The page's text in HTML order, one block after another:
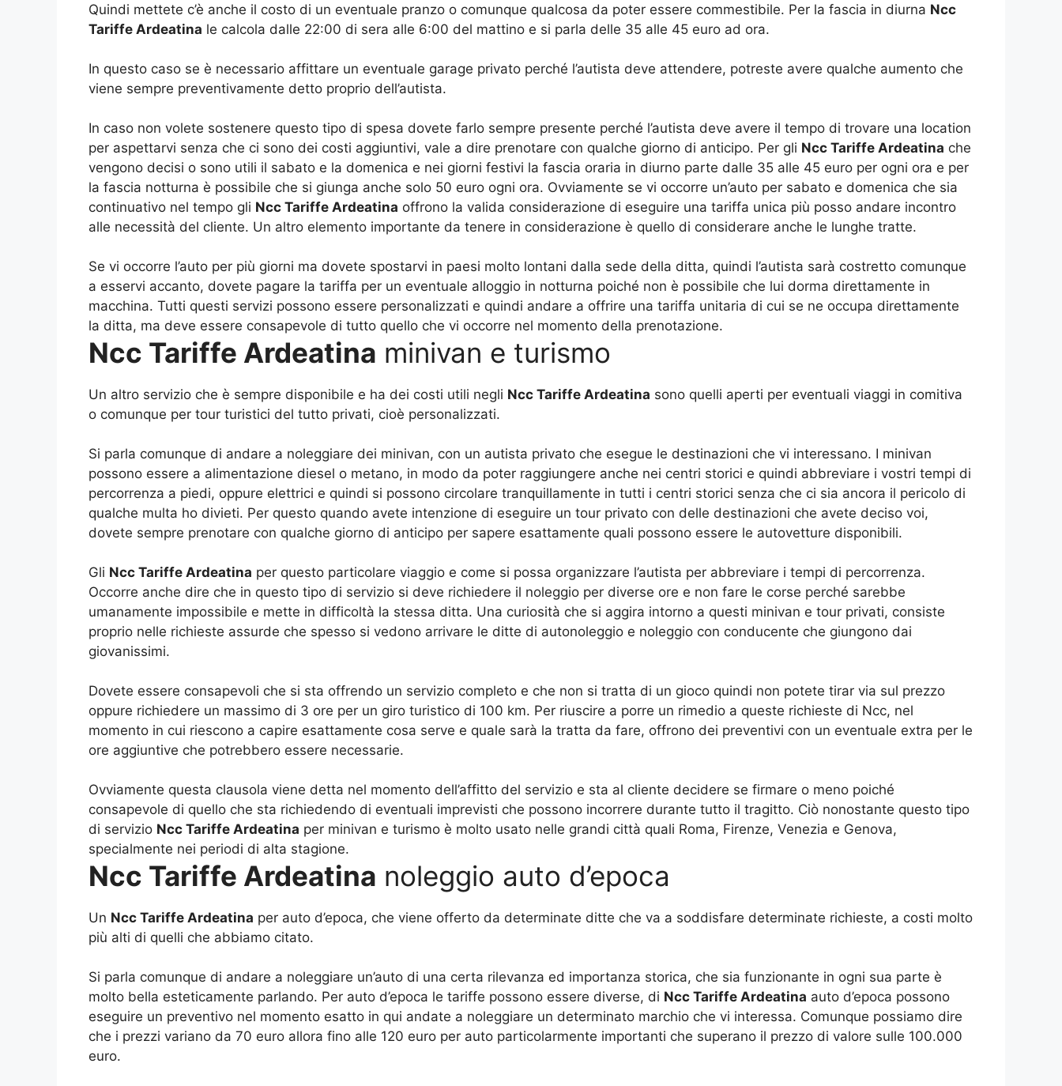
Quindi mettete c’è anche il costo di un eventuale pranzo o comunque qualcosa da poter essere commestibile. Per la fascia in diurna Ncc
Tariffe Ardeatina le calcola dalle 22:00 di sera alle 6:00 del mattino e si parla delle 35 alle 45 euro ad ora.
In questo caso se è necessario affittare un eventuale garage privato perché l’autista deve attendere, potreste avere qualche aumento che
viene sempre preventivamente detto proprio dell’autista.
In caso non volete sostenere questo tipo di spesa dovete farlo sempre presente perché l’autista deve avere il tempo di trovare una location
per aspettarvi senza che ci sono dei costi aggiuntivi, vale a dire prenotare con qualche giorno di anticipo. Per gli Ncc Tariffe Ardeatina che
vengono decisi o sono utili il sabato e la domenica e nei giorni festivi la fascia oraria in diurno parte dalle 35 alle 45 euro per ogni ora e per
la fascia notturna è possibile che si giunga anche solo 50 euro ogni ora. Ovviamente se vi occorre un’auto per sabato e domenica che sia
continuativo nel tempo gli Ncc Tariffe Ardeatina offrono la valida considerazione di eseguire una tariffa unica più posso andare incontro
alle necessità del cliente. Un altro elemento importante da tenere in considerazione è quello di considerare anche le lunghe tratte.
Se vi occorre l’auto per più giorni ma dovete spostarvi in paesi molto lontani dalla sede della ditta, quindi l’autista sarà costretto comunque
a esservi accanto, dovete pagare la tariffa per un eventuale alloggio in notturna poiché non è possibile che lui dorma direttamente in
macchina. Tutti questi servizi possono essere personalizzati e quindi andare a offrire una tariffa unitaria di cui se ne occupa direttamente
la ditta, ma deve essere consapevole di tutto quello che vi occorre nel momento della prenotazione.
Ncc Tariffe Ardeatina minivan e turismo
Un altro servizio che è sempre disponibile e ha dei costi utili negli Ncc Tariffe Ardeatina sono quelli aperti per eventuali viaggi in comitiva
o comunque per tour turistici del tutto privati, cioè personalizzati.
Si parla comunque di andare a noleggiare dei minivan, con un autista privato che esegue le destinazioni che vi interessano. I minivan
possono essere a alimentazione diesel o metano, in modo da poter raggiungere anche nei centri storici e quindi abbreviare i vostri tempi di
percorrenza a piedi, oppure elettrici e quindi si possono circolare tranquillamente in tutti i centri storici senza che ci sia ancora il pericolo di
qualche multa ho divieti. Per questo quando avete intenzione di eseguire un tour privato con delle destinazioni che avete deciso voi,
dovete sempre prenotare con qualche giorno di anticipo per sapere esattamente quali possono essere le autovetture disponibili.
Gli Ncc Tariffe Ardeatina per questo particolare viaggio e come si possa organizzare l’autista per abbreviare i tempi di percorrenza.
Occorre anche dire che in questo tipo di servizio si deve richiedere il noleggio per diverse ore e non fare le corse perché sarebbe
umanamente impossibile e mette in difficoltà la stessa ditta. Una curiosità che si aggira intorno a questi minivan e tour privati, consiste
proprio nelle richieste assurde che spesso si vedono arrivare le ditte di autonoleggio e noleggio con conducente che giungono dai
giovanissimi.
Dovete essere consapevoli che si sta offrendo un servizio completo e che non si tratta di un gioco quindi non potete tirar via sul prezzo
oppure richiedere un massimo di 3 ore per un giro turistico di 100 km. Per riuscire a porre un rimedio a queste richieste di Ncc, nel
momento in cui riescono a capire esattamente cosa serve e quale sarà la tratta da fare, offrono dei preventivi con un eventuale extra per le
ore aggiuntive che potrebbero essere necessarie.
Ovviamente questa clausola viene detta nel momento dell’affitto del servizio e sta al cliente decidere se firmare o meno poiché
consapevole di quello che sta richiedendo di eventuali imprevisti che possono incorrere durante tutto il tragitto. Ciò nonostante questo tipo
di servizio Ncc Tariffe Ardeatina per minivan e turismo è molto usato nelle grandi città quali Roma, Firenze, Venezia e Genova,
specialmente nei periodi di alta stagione.
Ncc Tariffe Ardeatina noleggio auto d’epoca
Un Ncc Tariffe Ardeatina per auto d’epoca, che viene offerto da determinate ditte che va a soddisfare determinate richieste, a costi molto
più alti di quelli che abbiamo citato.
Si parla comunque di andare a noleggiare un’auto di una certa rilevanza ed importanza storica, che sia funzionante in ogni sua parte è
molto bella esteticamente parlando. Per auto d’epoca le tariffe possono essere diverse, di Ncc Tariffe Ardeatina auto d’epoca possono
eseguire un preventivo nel momento esatto in qui andate a noleggiare un determinato marchio che vi interessa. Comunque possiamo dire
che i prezzi variano da 70 euro allora fino alle 120 euro per auto particolarmente importanti che superano il prezzo di valore sulle 100.000
euro.